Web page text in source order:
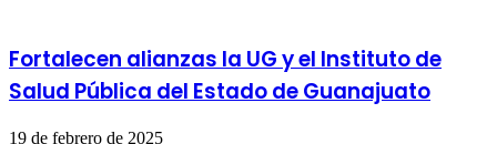
Fortalecen alianzas la UG y el Instituto de
Salud Pública del Estado de Guanajuato
19 de febrero de 2025